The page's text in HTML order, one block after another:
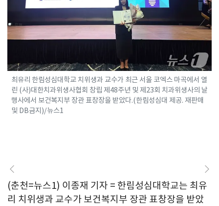
최유리 한림성심대학교 치위생과 교수가 최근 서울 코엑스 마곡에서 열
린 (사)대한치과위생사협회 창립 제48주년 및 제23회 치과위생사의 날
행사에서 보건복지부 장관 표창장을 받았다.(한림성심대 제공. 재판매
및 DB금지)/뉴스1
(춘천=뉴스1) 이종재 기자 = 한림성심대학교는 최유
리 치위생과 교수가 보건복지부 장관 표창장을 받았